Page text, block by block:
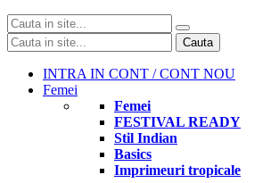
Cauta
INTRA IN CONT / CONT NOU
Femei
Femei
FESTIVAL READY
Stil Indian
Basics
Imprimeuri tropicale